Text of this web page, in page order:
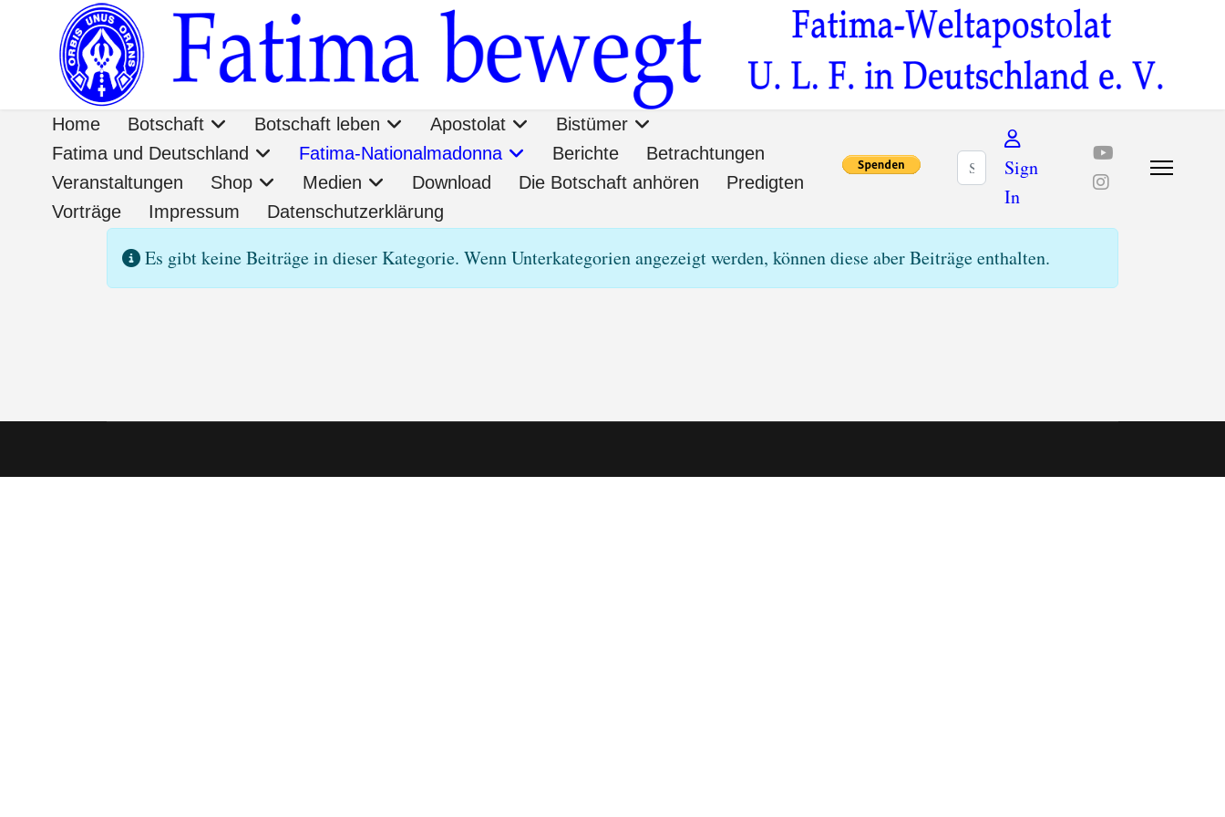
Home Botschaft Botschaft leben Apostolat
Bistümer
Fatima und Deutschland
Fatima-Nationalmadonna Berichte
Betrachtungen
Veranstaltungen
Shop Medien Download Die Botschaft anhören
Predigten
Vorträge
Impressum Datenschutzerklärung
SuchenSign
In
Information
Es gibt keine Beiträge in dieser Kategorie. Wenn Unterkategorien angezeigt werden, können diese aber Beiträge enthalten.